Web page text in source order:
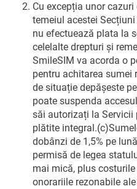
Cu excepția unor
temeiul acestei
nu efectuează plata la
celelalte drepturi și
SmileSIM va acorda o
pentru achitarea sumei
de situație depășeste
poate suspenda
săi autorizați la Servicii
plătite
dobânzi de 1,5% pe
permisă de legea
mai mică, plus
onorariile rezonabile